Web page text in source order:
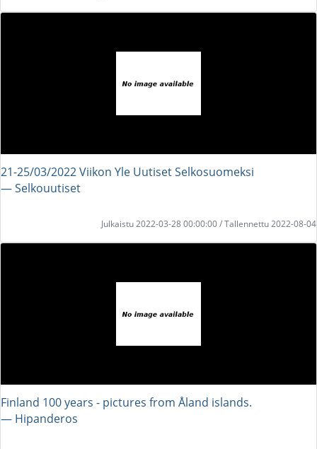
21-25/03/2022 Viikon Yle Uutiset Selkosuomeksi
― Selkouutiset
Julkaistu 2022-03-28 00:00:00 / Tallennettu 2022-08-04
Finland 100 years - pictures from Åland islands.
― Hipanderos